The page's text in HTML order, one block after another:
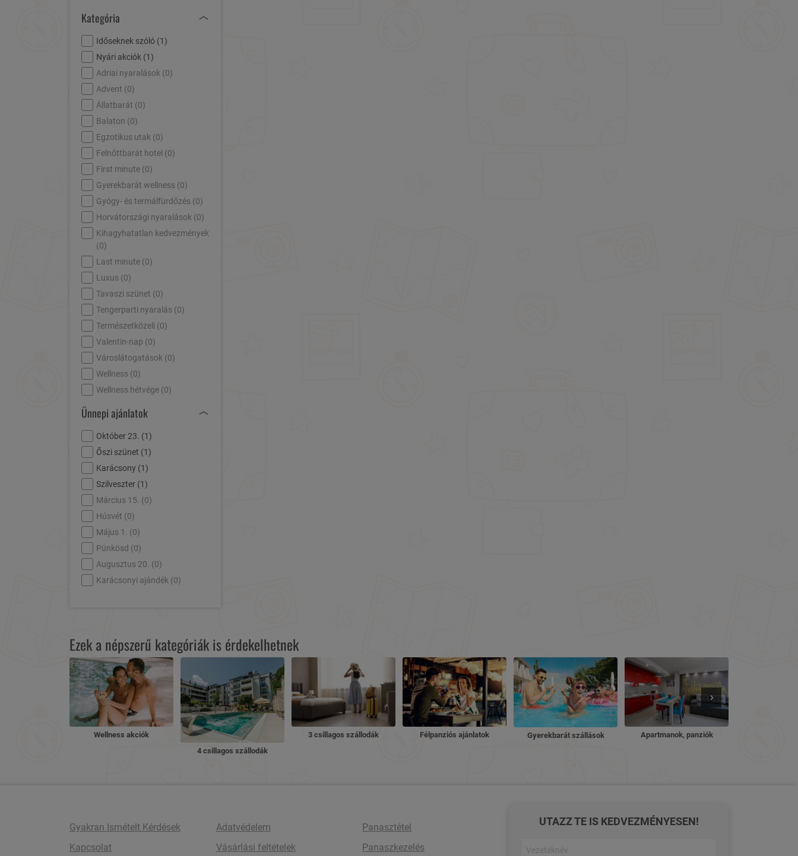
Kategória
Időseknek szóló (1)
Nyári akciók (1)
Adriai nyaralások (0)
Advent (0)
Állatbarát (0)
Balaton (0)
Egzotikus utak (0)
Felnőttbarát hotel (0)
First minute (0)
Gyerekbarát wellness (0)
Gyógy- és termálfürdőzés (0)
Horvátországi nyaralások (0)
Kihagyhatatlan kedvezmények
(0)
Last minute (0)
Luxus (0)
Tavaszi szünet (0)
Tengerparti nyaralás (0)
Természetközeli (0)
Valentin-nap (0)
Városlátogatások (0)
Wellness (0)
Wellness hétvége (0)
Ünnepi ajánlatok
Október 23. (1)
Őszi szünet (1)
Karácsony (1)
Szilveszter (1)
Március 15. (0)
Húsvét (0)
Május 1. (0)
Pünkösd (0)
Augusztus 20. (0)
Karácsonyi ajándék (0)
Ezek a népszerű kategóriák is érdekelhetnek
Wellness akciók
4 csillagos szállodák
3 csillagos szállodák Félpanziós ajánlatok Gyerekbarát szállások Apartmanok, panziók
Gyakran Ismételt Kérdések
Kapcsolat
Adatvédelem
Vásárlási feltételek
Panasztétel
Panaszkezelés
UTAZZ TE IS KEDVEZMÉNYESEN!